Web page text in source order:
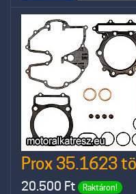
Prox 35.1623
20.500 Ft Raktáron!